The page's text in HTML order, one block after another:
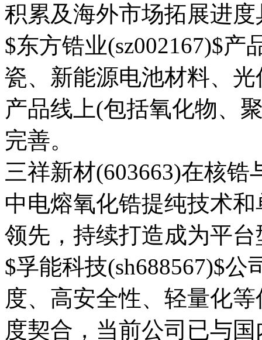
积累及海外市场拓展进
$东方锆业(sz002167)$
瓷、新能源电池材料、
产品线上(包括氧化物、
完善。
三祥新材(603663)在核
中电熔氧化锆提纯技术
领先，持续打造成为平
$孚能科技(sh688567)$
度、高安全性、轻量化
度契合，当前公司已与